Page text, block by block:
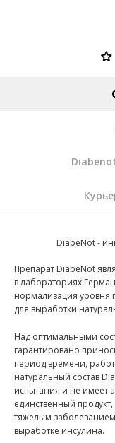
DiabeNot -
Препарат DiabeNot
в лабораториях
нормализация уровня
для выработки
Над оптимальными
гарантировано
период времени,
натуральный состав
испытания и не имеет
единственный
тяжелым заболеванием
выработке инсулина.